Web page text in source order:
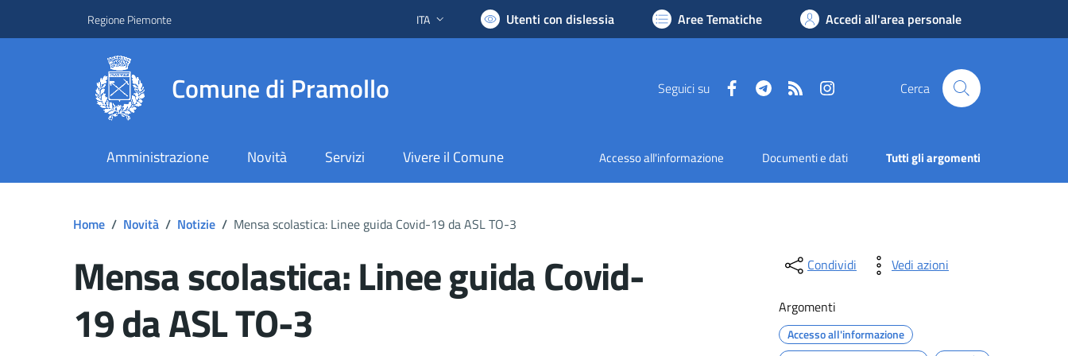
Regione Piemonte Lingua attiva:
ITA Utenti con dislessia Aree Tematiche Accedi all'area personale
Comune di Pramollo Seguici su FacebookTelegramRSS Cerca
Amministrazione Novità Servizi Vivere il Comune Accesso all'informazione Documenti e dati Tutti gli argomenti
Home / Novità / Notizie / Mensa scolastica: Linee guida Covid-19 da ASL TO-3
Mensa scolastica: Linee guida Covid-
19 da ASL TO-3
Condividi Vedi azioni
Argomenti
Accesso all'informazione